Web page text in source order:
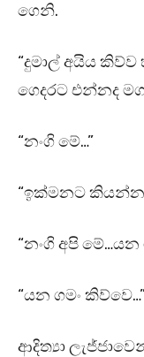
ගෙනි.
“දුමාල් අයිය
ගෙදරට එන්නද
“නංගි මේ…”
“ඉක්මනට
“නංගි අපි මේ…යන
“යන ගමං
ආදිත්‍යා